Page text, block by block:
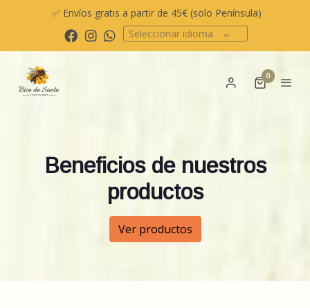
✅ Envíos gratis a partir de 45€ (solo Península)
Seleccionar idioma
0
Beneficios de nuestros
productos
Ver productos